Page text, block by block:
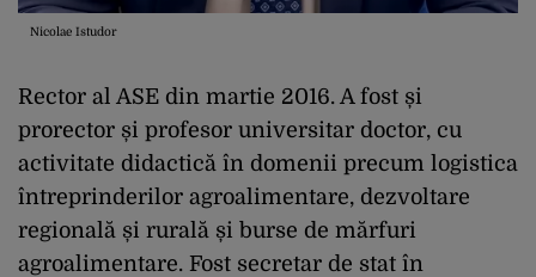
Nicolae Istudor
Rector al ASE din martie 2016. A fost și
prorector și profesor universitar doctor, cu
activitate didactică în domenii precum logistica
întreprinderilor agroalimentare, dezvoltare
regională și rurală și burse de mărfuri
agroalimentare. Fost secretar de stat în